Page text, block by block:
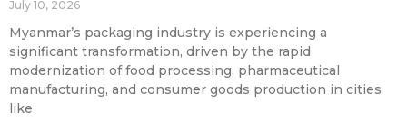
July 10, 2026
Myanmar’s packaging industry is experiencing a
significant transformation, driven by the rapid
modernization of food processing, pharmaceutical
manufacturing, and consumer goods production in cities
like